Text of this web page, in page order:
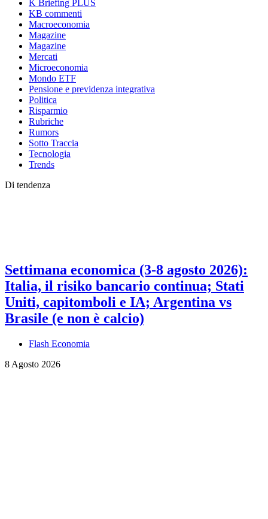
K Briefing PLUS
KB commenti
Macroeconomia
Magazine
Magazine
Mercati
Microeconomia
Mondo ETF
Pensione e previdenza integrativa
Politica
Risparmio
Rubriche
Rumors
Sotto Traccia
Tecnologia
Trends
Di tendenza
Settimana economica (3-8 agosto 2026):
Italia, il risiko bancario continua; Stati
Uniti, capitomboli e IA; Argentina vs
Brasile (e non è calcio)
Flash Economia
8 Agosto 2026